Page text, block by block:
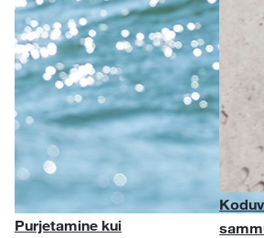
Purjetamine kui